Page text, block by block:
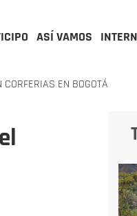
ASÍ VAMOS
EN BOGOTÁ